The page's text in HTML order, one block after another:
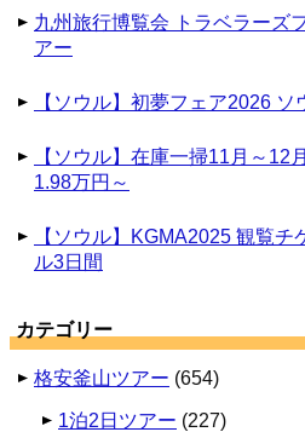
九州旅行博覧会 トラベラーズ
アー
【ソウル】初夢フェア2026 ソ
【ソウル】在庫一掃11月～12
1.98万円～
【ソウル】KGMA2025 観覧
ル3日間
カテゴリー
格安釜山ツアー (654)
1泊2日ツアー (227)